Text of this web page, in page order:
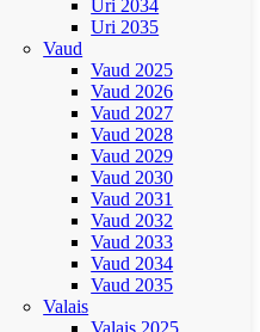
Uri 2034
Uri 2035
Vaud
Vaud 2025
Vaud 2026
Vaud 2027
Vaud 2028
Vaud 2029
Vaud 2030
Vaud 2031
Vaud 2032
Vaud 2033
Vaud 2034
Vaud 2035
Valais
Valais 2025